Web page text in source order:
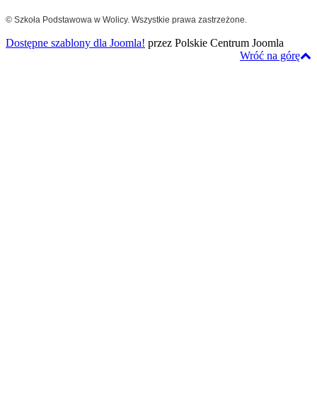
© Szkoła Podstawowa w Wolicy. Wszystkie prawa zastrzeżone.
Dostępne szablony dla Joomla! przez Polskie Centrum Joomla
Wróć na górę